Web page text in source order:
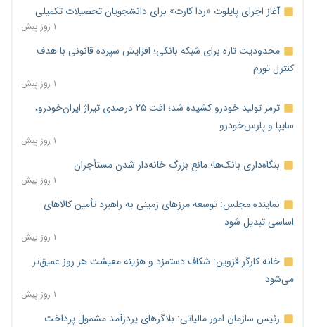
آغاز اجرای پایلوت «ردا کارت» برای دانشجویان تحصیلات تکمیلی
۱ روز پیش
محدودیت تازه برای شبکه بانکی؛ افزایش سپرده قانونی با هدف
کنترل تورم
۱ روز پیش
ترمز تولید خودرو کشیده شد؛ افت ۲۵ درصدی تیراژ ایران‌خودرو،
سایپا و پارس‌خودرو
۱ روز پیش
بنگاه‌داری بانک‌ها؛ مانع بزرگ خانه‌دار شدن مستأجران
۱ روز پیش
نماینده مجلس: توسعه مرزهای زمینی به راهبرد تأمین کالاهای
اساسی تبدیل شود
۱ روز پیش
خانه کارگر قزوین: شکاف دستمزد و هزینه معیشت هر روز عمیق‌تر
می‌شود
۱ روز پیش
رئیس سازمان امور مالیاتی: بلاگرهای پردرآمد مشمول پرداخت